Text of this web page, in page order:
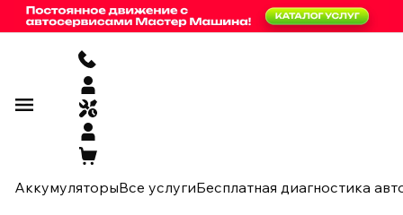
АккумуляторыВсе услугиБесплатная диагностика